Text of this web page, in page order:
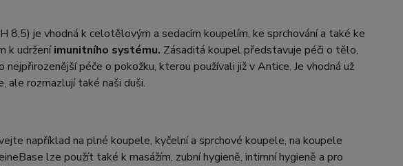
8,5) je vhodná k celotělovým a sedacím koupelím, ke sprchování a také ke
k udrženíimunitního systému. Zásaditá koupel představuje péči o tělo,
nejpřirozenější péče o pokožku, kterou používali již v Antice. Je vhodná už
ale rozmazlují také naši duši.
například na plné koupele, kyčelní a sprchové koupele, na koupele
lze použít také k masážím, zubní hygieně, intimní hygieně a pro